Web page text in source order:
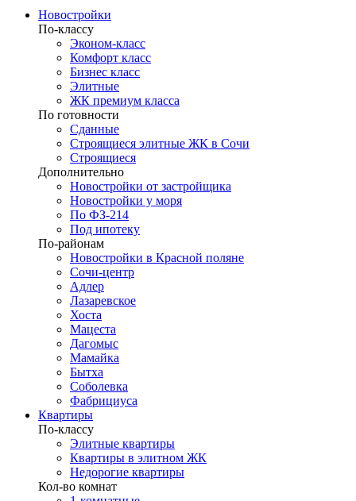
Новостройки
По-классу
Эконом-класс
Комфорт класс
Бизнес класс
Элитные
ЖК премиум класса
По готовности
Сданные
Строящиеся элитные ЖК в Сочи
Строящиеся
Дополнительно
Новостройки от застройщика
Новостройки у моря
По ФЗ-214
Под ипотеку
По-районам
Новостройки в Красной поляне
Сочи-центр
Адлер
Лазаревское
Хоста
Мацеста
Дагомыс
Мамайка
Бытха
Соболевка
Фабрициуса
Квартиры
По-классу
Элитные квартиры
Квартиры в элитном ЖК
Недорогие квартиры
Кол-во комнат